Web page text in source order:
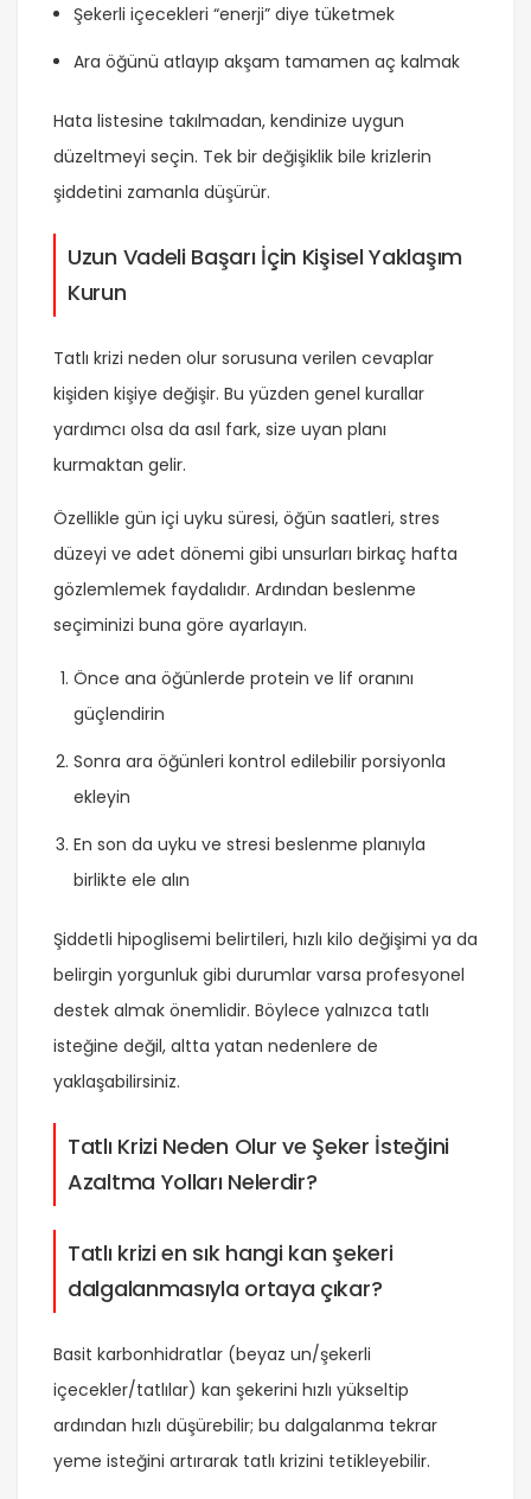
Şekerli içecekleri “enerji” diye tüketmek
Ara öğünü atlayıp akşam tamamen aç kalmak
Hata listesine takılmadan, kendinize uygun
düzeltmeyi seçin. Tek bir değişiklik bile krizlerin
şiddetini zamanla düşürür.
Uzun Vadeli Başarı İçin Kişisel Yaklaşım
Kurun
Tatlı krizi neden olur sorusuna verilen cevaplar
kişiden kişiye değişir. Bu yüzden genel kurallar
yardımcı olsa da asıl fark, size uyan planı
kurmaktan gelir.
Özellikle gün içi uyku süresi, öğün saatleri, stres
düzeyi ve adet dönemi gibi unsurları birkaç hafta
gözlemlemek faydalıdır. Ardından beslenme
seçiminizi buna göre ayarlayın.
Önce ana öğünlerde protein ve lif oranını
güçlendirin
Sonra ara öğünleri kontrol edilebilir porsiyonla
ekleyin
En son da uyku ve stresi beslenme planıyla
birlikte ele alın
Şiddetli hipoglisemi belirtileri, hızlı kilo değişimi ya da
belirgin yorgunluk gibi durumlar varsa profesyonel
destek almak önemlidir. Böylece yalnızca tatlı
isteğine değil, altta yatan nedenlere de
yaklaşabilirsiniz.
Tatlı Krizi Neden Olur ve Şeker İsteğini
Azaltma Yolları Nelerdir?
Tatlı krizi en sık hangi kan şekeri
dalgalanmasıyla ortaya çıkar?
Basit karbonhidratlar (beyaz un/şekerli
içecekler/tatlılar) kan şekerini hızlı yükseltip
ardından hızlı düşürebilir; bu dalgalanma tekrar
yeme isteğini artırarak tatlı krizini tetikleyebilir.